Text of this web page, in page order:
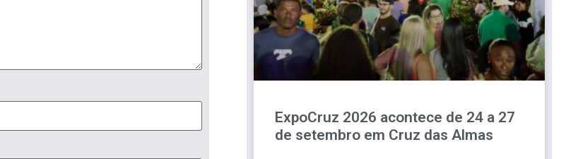
ExpoCruz 2026 acontece de 24 a 27
de setembro em Cruz das Almas